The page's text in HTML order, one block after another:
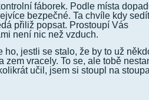
fáborek. Podle místa
bezpečné. Ta chvíle kdy
přiliž popsat. Prostoupí Vás
není nic než vzduch.
ho, jestli se stalo, že by to už
vracely. To se, ale tobě
učil, jsem si stoupl na